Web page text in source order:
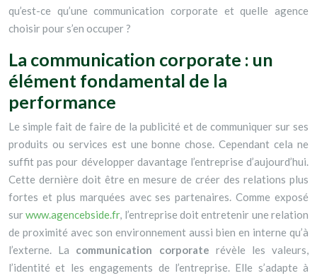
qu’est-ce qu’une communication corporate et quelle agence
choisir pour s’en occuper ?
La communication corporate : un
élément fondamental de la
performance
Le simple fait de faire de la publicité et de communiquer sur ses
produits ou services est une bonne chose. Cependant cela ne
suffit pas pour développer davantage l’entreprise d’aujourd’hui.
Cette dernière doit être en mesure de créer des relations plus
fortes et plus marquées avec ses partenaires. Comme exposé
surwww.agencebside.fr, l’entreprise doit entretenir une relation
de proximité avec son environnement aussi bien en interne qu’à
l’externe. La communication corporate révèle les valeurs,
l’identité et les engagements de l’entreprise. Elle s’adapte à